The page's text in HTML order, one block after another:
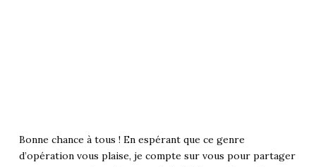
Bonne chance à tous ! En espérant que ce genre
d’opération vous plaise, je compte sur vous pour partager